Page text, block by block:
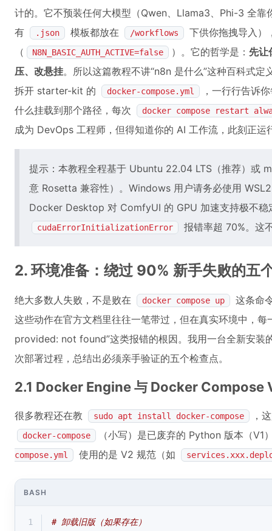
计的。它不预装任何大模型（Qwen、Llama3、Phi-3 全靠
有
.json 模板都放在 /workflows
下供你拖拽导入）
（
N8N_BASIC_AUTH_ACTIVE=false ）。它的哲学是： 先让
压、改悬挂。所以这篇教程不讲“n8n 是什么”这种百科式
拆开 starter-kit 的
docker-compose.yml
，一行行告诉
什么挂载到那个路径，每次
docker compose restart
成为 DevOps 工程师，但得知道你的 AI 工作流，此刻正运
提示：本教程全程基于 Ubuntu 22.04 LTS（推荐）或
意 Rosetta 兼容性）。Windows 用户请务必使用
Docker Desktop 对 ComfyUI 的 GPU 加速支持极不稳
cudaErrorInitializationError 报错率超 70%。这
2. 环境准备：绕过 90% 新手失败的五
绝大多数人失败，不是败在 docker compose up
这条命
这些动作在官方文档里往往一笔带过，但在真实环境中，
provided: not found”这类报错的根因。我用一台全新安
次部署过程，总结出必须亲手验证的五个检查点。
2.1 Docker Engine 与 Docker Compose
很多教程还在教 sudo apt install docker-compose ，
docker-compose （小写）是已废弃的 Python 版本（
compose.yml 使用的是 V2 规范（如
BASH
1
# 卸载旧版（如果存在）